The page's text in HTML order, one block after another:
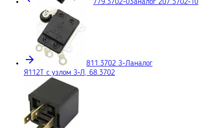
779.3702-03аналог 207.3702‑10
811.3702 З-Л аналог
Я112Т с узлом З‑Л, 68.3702